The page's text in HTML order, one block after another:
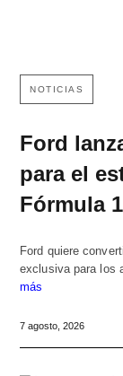
NOTICIAS
Ford
para el
Fórmula
Ford quiere
exclusiva para los
más
7 agosto, 2026